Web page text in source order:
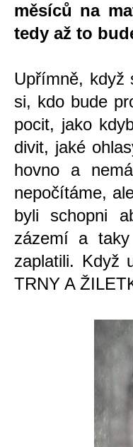
měsíců na
tedy až to
Upřímně, když
si, kdo bude
pocit, jako
divit, jaké
hovno a
nepočítáme,
byli schopni
zázemí a
zaplatili. Když
TRNY A